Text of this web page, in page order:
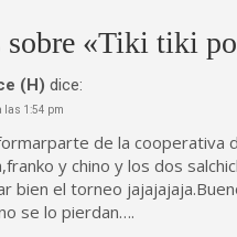
«Tiki tiki
(H) dice:
las 1:54 pm
de la
y chino y los dos
bien el torneo
se lo pierdan….